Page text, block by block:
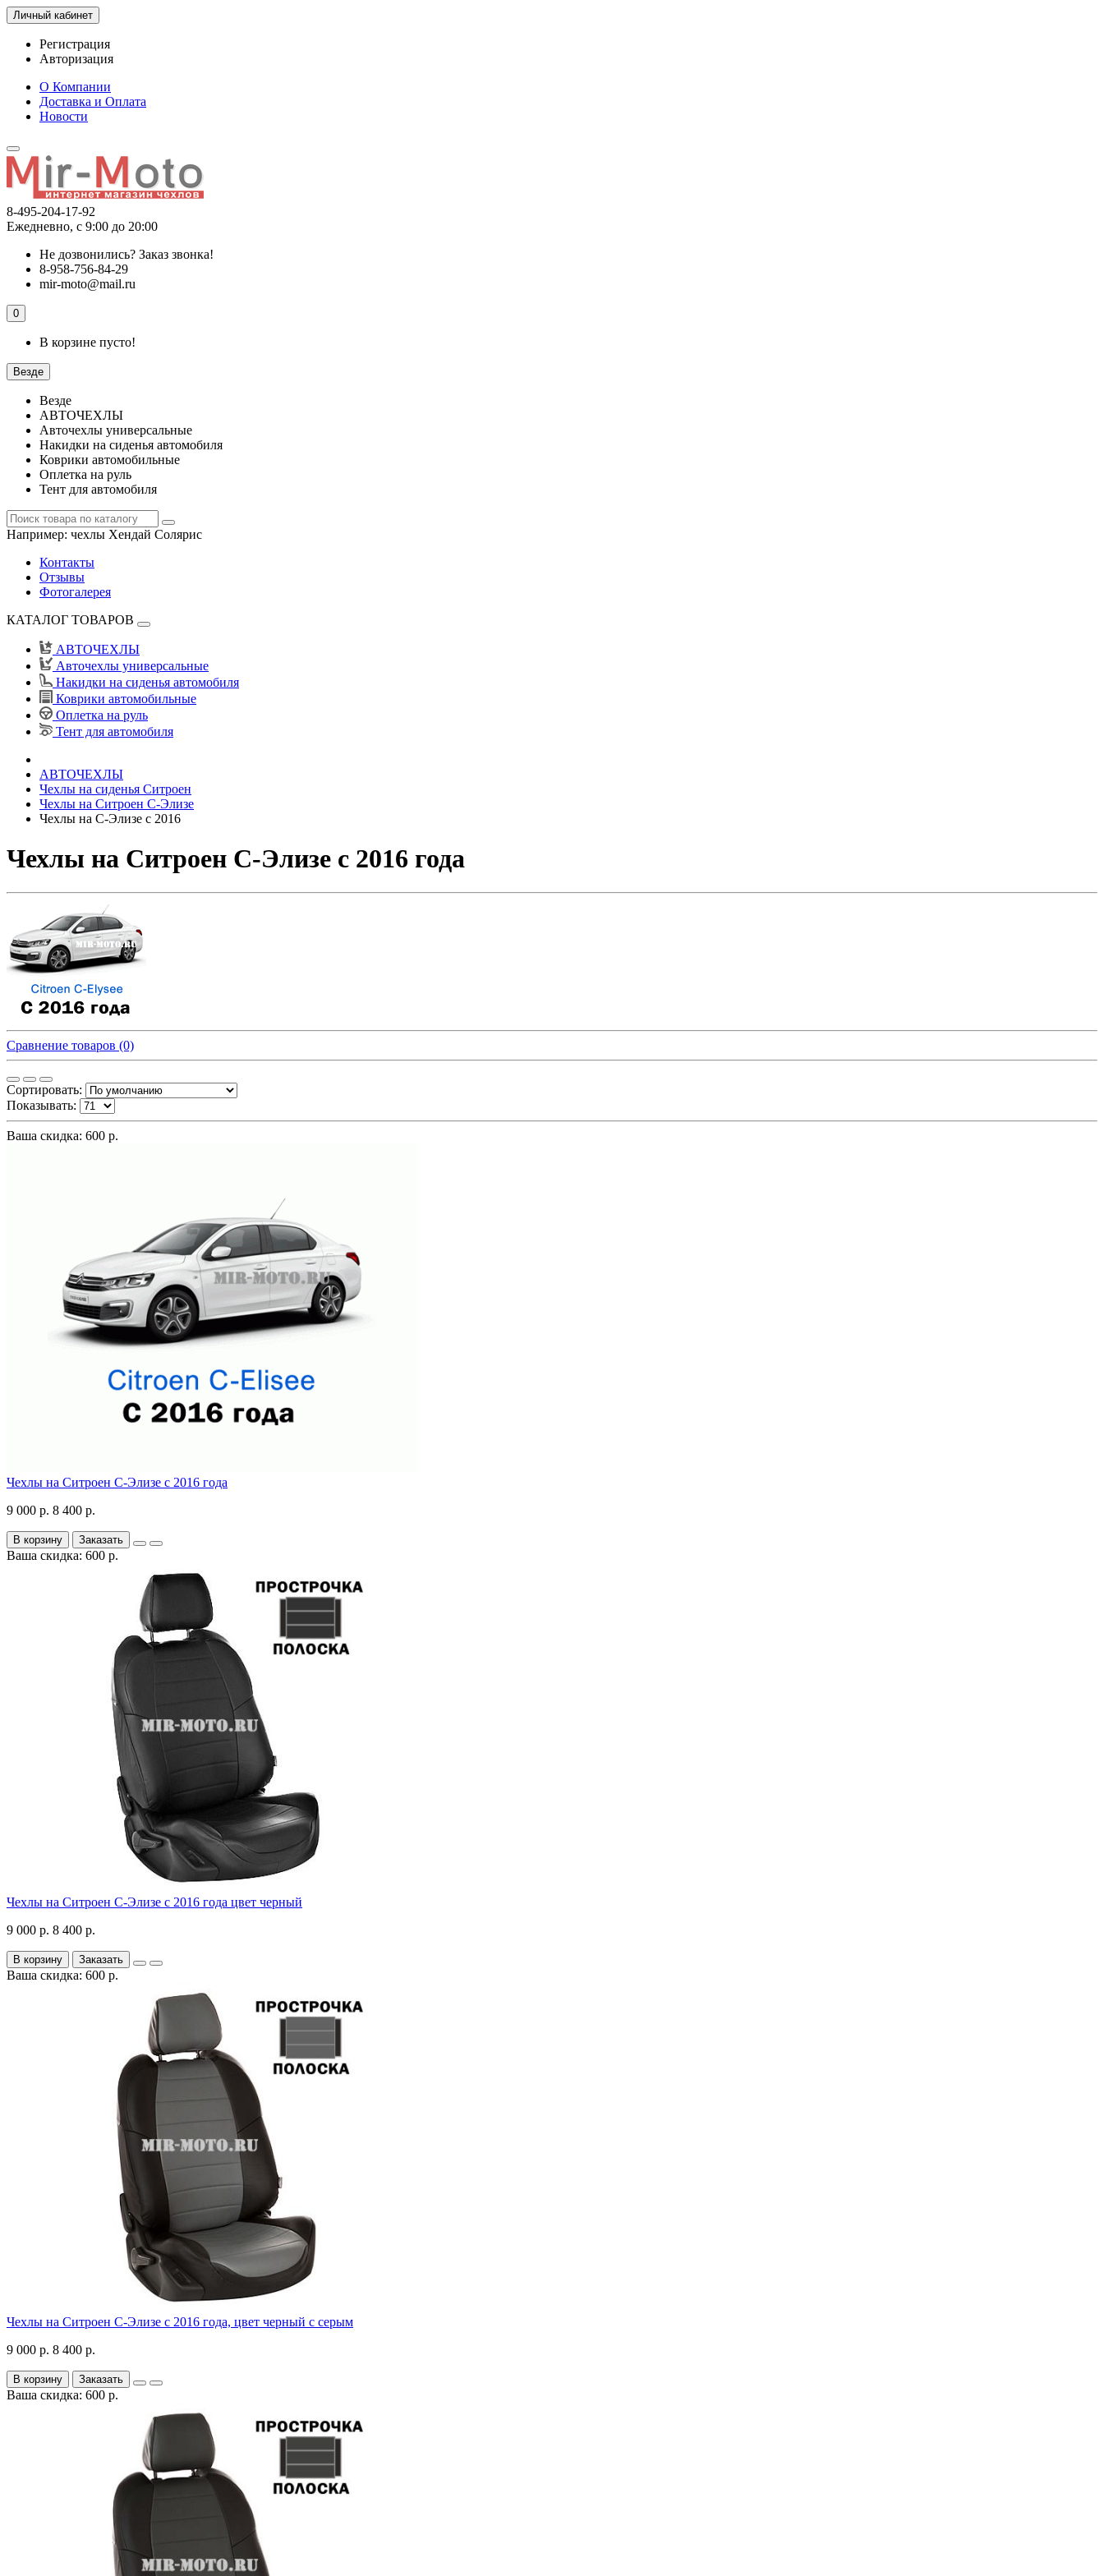
Личный кабинет
Регистрация
Авторизация
О Компании
Доставка и Оплата
Новости
8-495-204-17-92
Ежедневно, с 9:00 до 20:00
Не дозвонились? Заказ звонка!
8-958-756-84-29
mir-moto@mail.ru
0
В корзине пусто!
Везде
Везде
АВТОЧЕХЛЫ
Авточехлы универсальные
Накидки на сиденья автомобиля
Коврики автомобильные
Оплетка на руль
Тент для автомобиля
Например: чехлы Хендай Солярис
Контакты
Отзывы
Фотогалерея
КАТАЛОГ ТОВАРОВ
АВТОЧЕХЛЫ
Авточехлы универсальные
Накидки на сиденья автомобиля
Коврики автомобильные
Оплетка на руль
Тент для автомобиля
АВТОЧЕХЛЫ
Чехлы на сиденья Ситроен
Чехлы на Ситроен С-Элизе
Чехлы на С-Элизе с 2016
Чехлы на Ситроен С-Элизе с 2016 года
Сравнение товаров (0)
Сортировать:
Показывать:
Ваша скидка: 600 р.
Чехлы на Ситроен С-Элизе с 2016 года
9 000 р. 8 400 р.
В корзину Заказать
Ваша скидка: 600 р.
Чехлы на Ситроен С-Элизе с 2016 года цвет черный
9 000 р. 8 400 р.
В корзину Заказать
Ваша скидка: 600 р.
Чехлы на Ситроен С-Элизе с 2016 года, цвет черный с серым
9 000 р. 8 400 р.
В корзину Заказать
Ваша скидка: 600 р.